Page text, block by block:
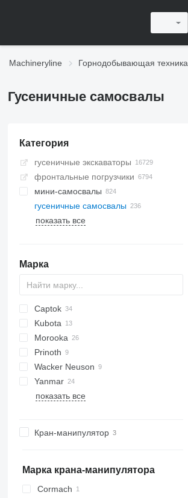
Machineryline Горнодобывающая техника
Гусеничные самосвалы
Категория
гусеничные экскаваторы
фронтальные погрузчики
мини-самосвалы
гусеничные самосвалы
показать все
Марка
B
C-series
S160
Captok
CK
D series
HS
EG
IC
HTD
CD
Kubota
KC-series
CH
TC
Morooka
MST
Prinoth
Panther
T-series
XN
SL
TCR 50
Wacker Neuson
DT
DW
DT
Yanmar
B-series
показать все
Кран-манипулятор
Марка крана-манипулятора
Cormach